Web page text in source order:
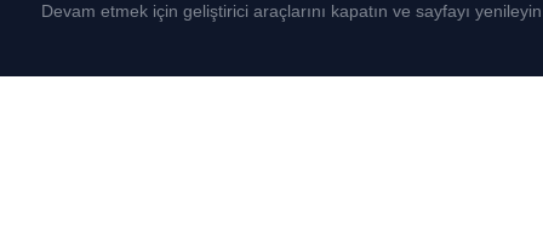
Devam etmek için geliştirici araçlarını kapatın ve sayfayı